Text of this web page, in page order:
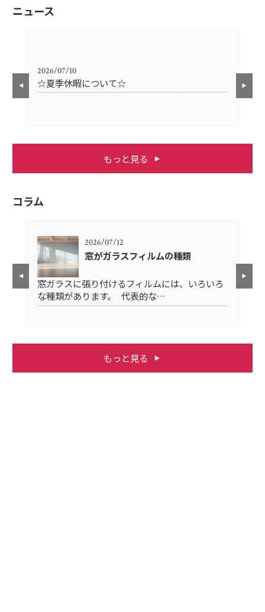
ニュース
2026/07/10
☆夏季休暇について☆
もっと見る
コラム
2026/07/12
窓がガラスフィルムの種類
窓ガラスに張り付けるフィルムには、いろいろ
な種類があります。 代表的な…
もっと見る